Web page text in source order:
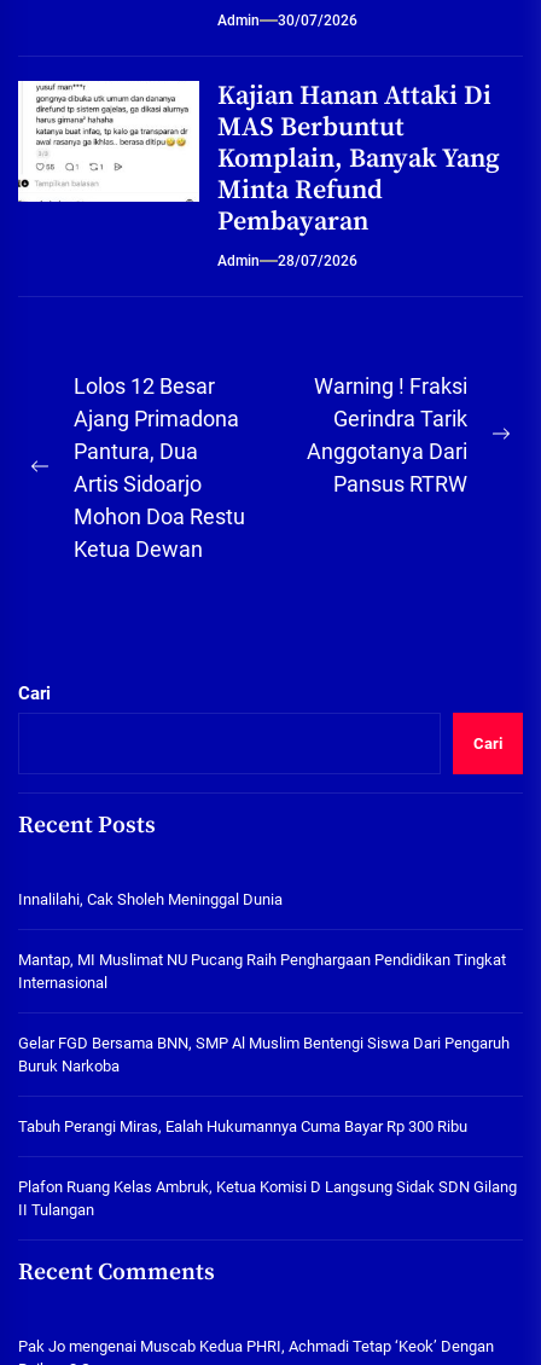
Admin 30/07/2026
Kajian Hanan Attaki Di
MAS Berbuntut
Komplain, Banyak Yang
Minta Refund
Pembayaran
Admin 28/07/2026
Navigasi
pos
Previous
post:
Lolos 12 Besar
Ajang Primadona
Pantura, Dua
Artis Sidoarjo
Mohon Doa Restu
Ketua Dewan
Warning ! Fraksi
Gerindra Tarik
Anggotanya Dari
Pansus RTRW
Cari
Cari
Recent Posts
Innalilahi, Cak Sholeh Meninggal Dunia
Mantap, MI Muslimat NU Pucang Raih Penghargaan Pendidikan Tingkat
Internasional
Gelar FGD Bersama BNN, SMP Al Muslim Bentengi Siswa Dari Pengaruh
Buruk Narkoba
Tabuh Perangi Miras, Ealah Hukumannya Cuma Bayar Rp 300 Ribu
Plafon Ruang Kelas Ambruk, Ketua Komisi D Langsung Sidak SDN Gilang
II Tulangan
Recent Comments
Pak Jo mengenai Muscab Kedua PHRI, Achmadi Tetap ‘Keok’ Dengan